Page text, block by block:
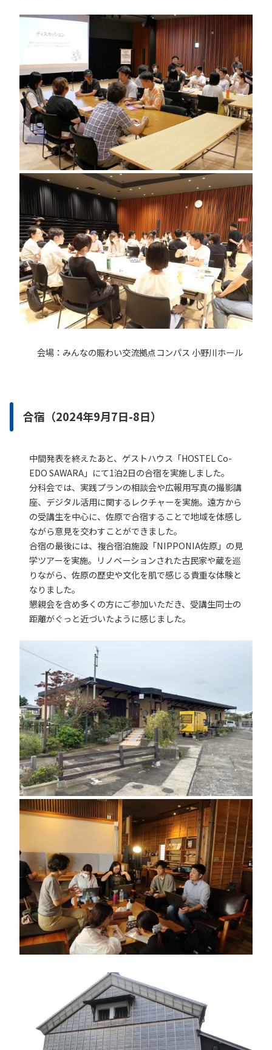
会場：みんなの賑わい交流拠点コンパス 小野川ホール
合宿（2024年9月7日-8日）
中間発表を終えたあと、ゲストハウス「HOSTEL Co-
EDO SAWARA」にて1泊2日の合宿を実施しました。
分科会では、実践プランの相談会や広報用写真の撮影講
座、デジタル活用に関するレクチャーを実施。遠方から
の受講生を中心に、佐原で合宿することで地域を体感し
ながら意見を交わすことができました。
合宿の最後には、複合宿泊施設「NIPPONIA佐原」の見
学ツアーを実施。リノベーションされた古民家や蔵を巡
りながら、佐原の歴史や文化を肌で感じる貴重な体験と
なりました。
懇親会を含め多くの方にご参加いただき、受講生同士の
距離がぐっと近づいたように感じました。